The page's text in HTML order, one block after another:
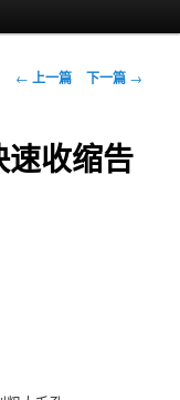
文
航
← 上一篇 下一篇 →
收缩告